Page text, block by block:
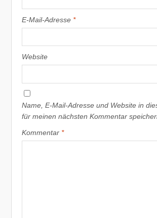
E-Mail-Adresse *
Website
Name, E-Mail-Adresse und Website in
für meinen nächsten Kommentar
Kommentar *